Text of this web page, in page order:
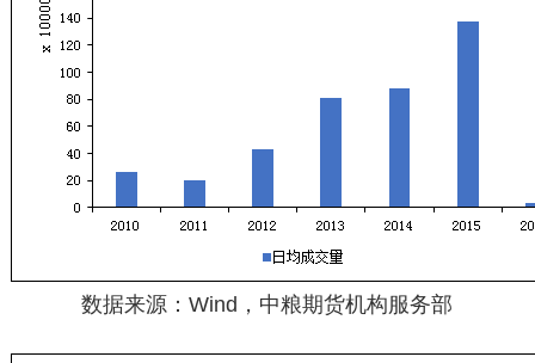
数据来源：Wind，中粮期货机构服务部